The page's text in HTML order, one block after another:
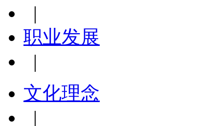
|
职业发展
|
文化理念
|